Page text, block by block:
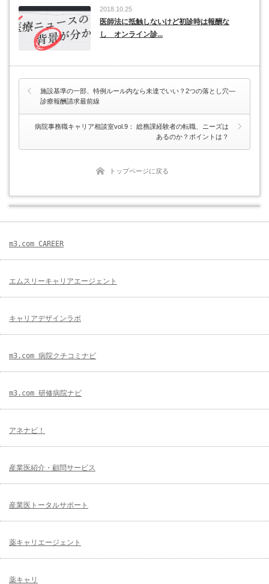
2018.10.25
医師法に抵触しないけど初診時は報酬な
し オンライン診...
施設基準の一部、特例ルール内なら未達でいい？2つの落とし穴―
診療報酬請求最前線
病院事務職キャリア相談室vol.9： 総務課経験者の転職、ニーズは
あるのか？ポイントは？
トップページに戻る
m3.com CAREER
エムスリーキャリアエージェント
キャリアデザインラボ
m3.com 病院クチコミナビ
m3.com 研修病院ナビ
アネナビ！
産業医紹介・顧問サービス
産業医トータルサポート
薬キャリエージェント
薬キャリ